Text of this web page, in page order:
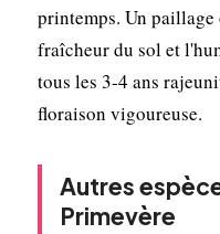
printemps. Un
fraîcheur du sol et
tous les 3-4 ans
floraison vigoureuse.
Autres
Primevère